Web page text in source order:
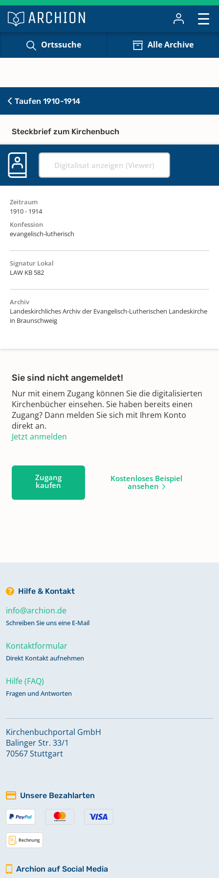
Ortssuche Alle Archive
Taufen 1910-1914
Steckbrief zum Kirchenbuch
Digitalisat anzeigen (Viewer)
Zeitraum
1910 - 1914
Konfession
evangelisch-lutherisch
Signatur Lokal
LAW KB 582
Archiv
Landeskirchliches Archiv der Evangelisch-Lutherischen Landeskirche
in Braunschweig
Sie sind nicht angemeldet!
Nur mit einem Zugang können Sie die digitalisierten
Kirchenbücher einsehen. Sie haben bereits einen
Zugang? Dann melden Sie sich mit Ihrem Konto
direkt an.
Jetzt anmelden
Zugang
kaufen
Kostenloses Beispiel
ansehen
Hilfe & Kontakt
info@archion.de
Schreiben Sie uns eine E-Mail
Kontaktformular
Direkt Kontakt aufnehmen
Hilfe (FAQ)
Fragen und Antworten
Kirchenbuchportal GmbH
Balinger Str. 33/1
70567 Stuttgart
Unsere Bezahlarten
Archion auf Social Media